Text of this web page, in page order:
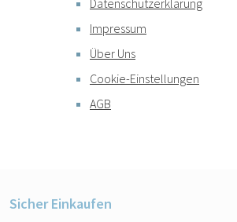
Impressum
Über Uns
Cookie-Einstellungen
AGB
Sicher Einkaufen